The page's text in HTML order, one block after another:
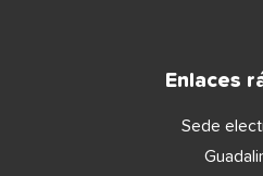
Enlaces
Sede